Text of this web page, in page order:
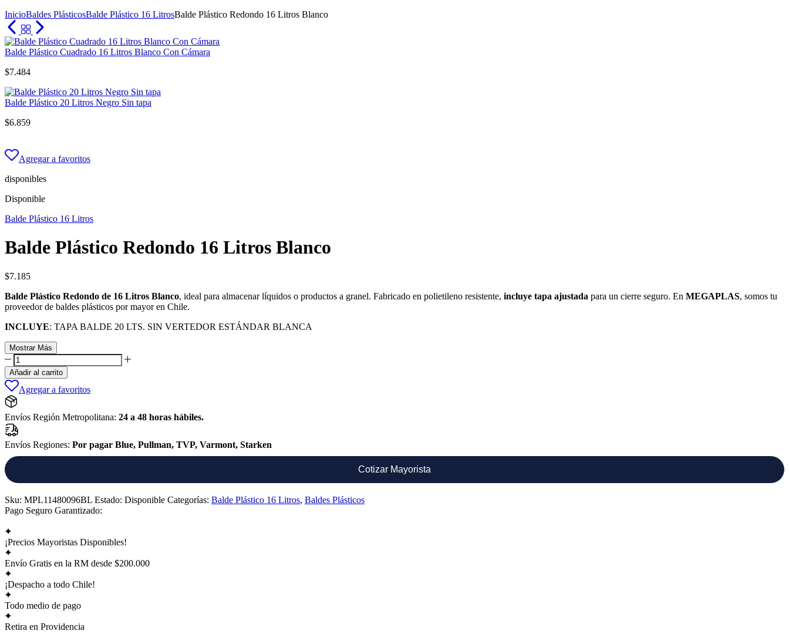
InicioBaldes PlásticosBalde Plástico 16 LitrosBalde Plástico Redondo 16 Litros Blanco
Balde Plástico Cuadrado 16 Litros Blanco Con Cámara
$7.484
Balde Plástico 20 Litros Negro Sin tapa
$6.859
Agregar a favoritos
disponibles
Disponible
Balde Plástico 16 Litros
Balde Plástico Redondo 16 Litros Blanco
$7.185
Balde Plástico Redondo de 16 Litros Blanco, ideal para almacenar líquidos o productos a granel. Fabricado en polietileno resistente, incluye tapa ajustada para un cierre seguro. En MEGAPLAS, somos tu
proveedor de baldes plásticos por mayor en Chile.
INCLUYE: TAPA BALDE 20 LTS. SIN VERTEDOR ESTÁNDAR BLANCA
Mostrar Más
Balde
Plástico
Redondo
16
Litros
Blanco
cantidad
Añadir al carrito
Agregar a favoritos
Envíos Región Metropolitana: 24 a 48 horas hábiles.
Envíos Regiones: Por pagar Blue, Pullman, TVP, Varmont, Starken
Cotizar Mayorista
Sku: MPL11480096BL Estado: Disponible Categorías: Balde Plástico 16 Litros, Baldes Plásticos
Pago Seguro Garantizado:
¡Precios Mayoristas Disponibles!
Envío Gratis en la RM desde $200.000
¡Despacho a todo Chile!
Todo medio de pago
Retira en Providencia